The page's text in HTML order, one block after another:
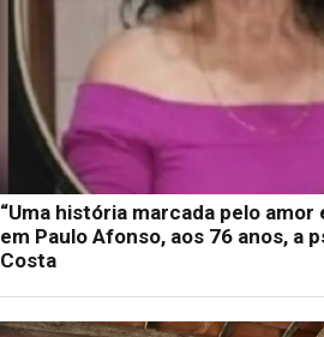
“Uma história marcada pelo amor
em Paulo Afonso, aos 76 anos, a
Costa